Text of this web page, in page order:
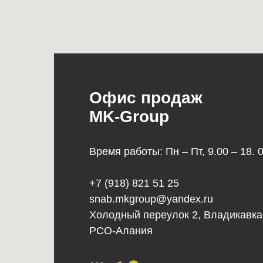
Офис продаж
MK-Group
Время работы: Пн – Пт, 9.00 – 18.
+7 (918) 821 51 25
snab.mkgroup@yandex.ru
Холодный переулок 2,
РСО-Алания